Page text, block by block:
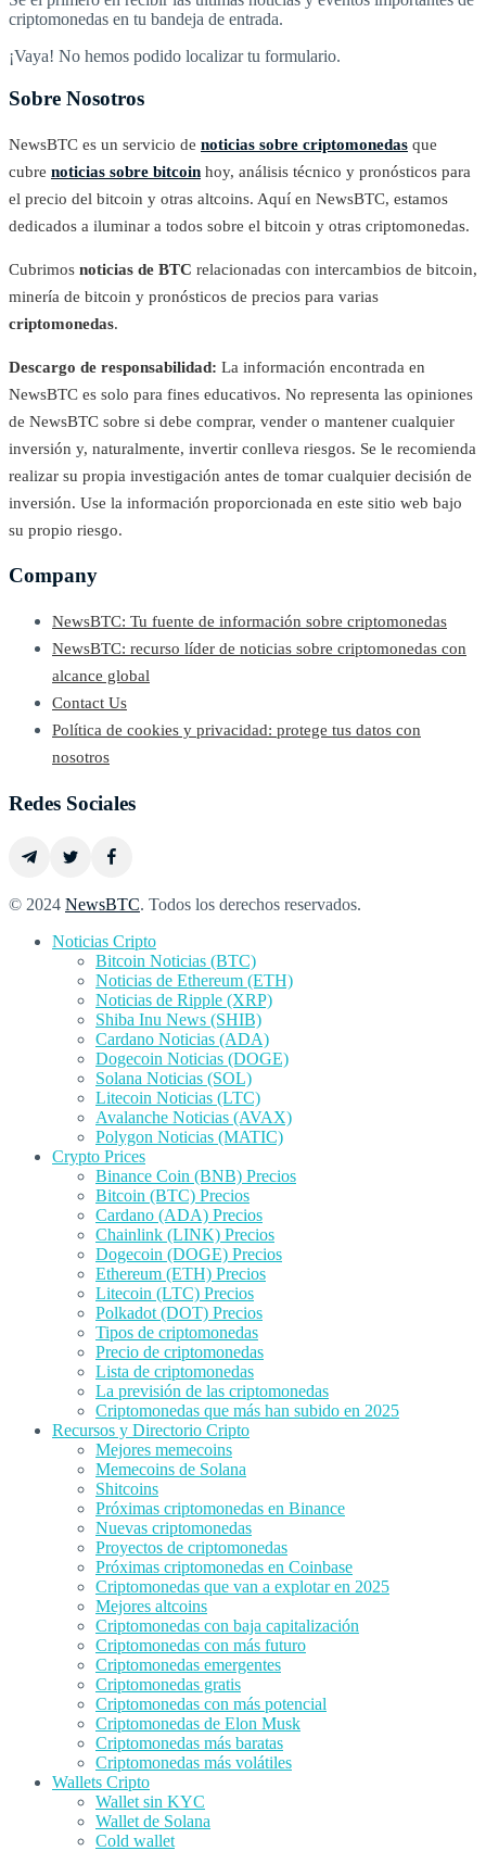
criptomonedas en tu bandeja de entrada.
¡Vaya! No hemos podido localizar tu formulario.
Sobre Nosotros
NewsBTC es un servicio de noticias sobre criptomonedas que
cubre noticias sobre bitcoin hoy, análisis técnico y pronósticos para
el precio del bitcoin y otras altcoins. Aquí en NewsBTC, estamos
dedicados a iluminar a todos sobre el bitcoin y otras criptomonedas.
Cubrimos noticias de BTC relacionadas con intercambios de bitcoin,
minería de bitcoin y pronósticos de precios para varias
criptomonedas.
Descargo de responsabilidad: La información encontrada en
NewsBTC es solo para fines educativos. No representa las opiniones
de NewsBTC sobre si debe comprar, vender o mantener cualquier
inversión y, naturalmente, invertir conlleva riesgos. Se le recomienda
realizar su propia investigación antes de tomar cualquier decisión de
inversión. Use la información proporcionada en este sitio web bajo
su propio riesgo.
Company
NewsBTC: Tu fuente de información sobre criptomonedas
NewsBTC: recurso líder de noticias sobre criptomonedas con
alcance global
Contact Us
Política de cookies y privacidad: protege tus datos con
nosotros
Redes Sociales
© 2024 NewsBTC. Todos los derechos reservados.
Noticias Cripto
Bitcoin Noticias (BTC)
Noticias de Ethereum (ETH)
Noticias de Ripple (XRP)
Shiba Inu News (SHIB)
Cardano Noticias (ADA)
Dogecoin Noticias (DOGE)
Solana Noticias (SOL)
Litecoin Noticias (LTC)
Avalanche Noticias (AVAX)
Polygon Noticias (MATIC)
Crypto Prices
Binance Coin (BNB) Precios
Bitcoin (BTC) Precios
Cardano (ADA) Precios
Chainlink (LINK) Precios
Dogecoin (DOGE) Precios
Ethereum (ETH) Precios
Litecoin (LTC) Precios
Polkadot (DOT) Precios
Tipos de criptomonedas
Precio de criptomonedas
Lista de criptomonedas
La previsión de las criptomonedas
Criptomonedas que más han subido en 2025
Recursos y Directorio Cripto
Mejores memecoins
Memecoins de Solana
Shitcoins
Próximas criptomonedas en Binance
Nuevas criptomonedas
Proyectos de criptomonedas
Próximas criptomonedas en Coinbase
Criptomonedas que van a explotar en 2025
Mejores altcoins
Criptomonedas con baja capitalización
Criptomonedas con más futuro
Criptomonedas emergentes
Criptomonedas gratis
Criptomonedas con más potencial
Criptomonedas de Elon Musk
Criptomonedas más baratas
Criptomonedas más volátiles
Wallets Cripto
Wallet sin KYC
Wallet de Solana
Cold wallet